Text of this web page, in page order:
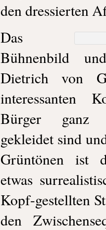
den dressierten
Das
Bühnenbild
Dietrich von
interessanten
Bürger ganz
gekleidet sind
Grüntönen ist
etwas
Kopf-gestellten
den